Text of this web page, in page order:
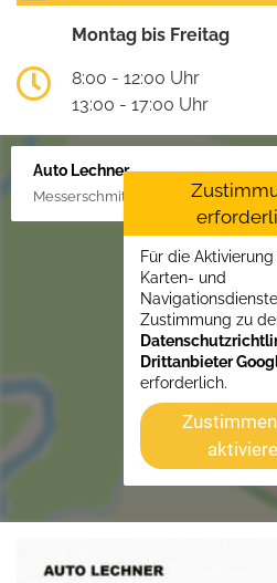
Montag bis Freitag
8:00 - 12:00 Uhr
13:00 - 17:00 Uhr
Auto Lechner
Messerschmittstr. 4, 86453 Dasing/
Für die
Karten- und
Zustimmung zu
Drittanbieter
erforderlich.